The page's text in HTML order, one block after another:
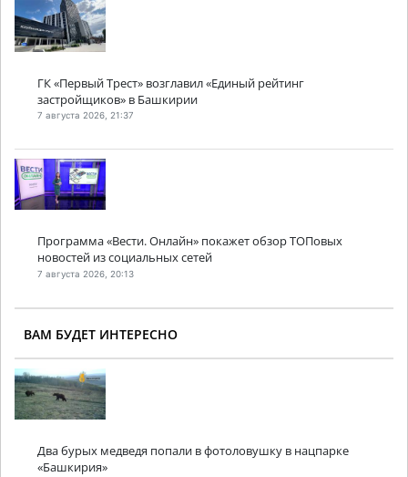
ГК «Первый Трест» возглавил «Единый рейтинг
застройщиков» в Башкирии
7 августа 2026, 21:37
Программа «Вести. Онлайн» покажет обзор ТОПовых
новостей из социальных сетей
7 августа 2026, 20:13
ВАМ БУДЕТ ИНТЕРЕСНО
Два бурых медведя попали в фотоловушку в нацпарке
«Башкирия»